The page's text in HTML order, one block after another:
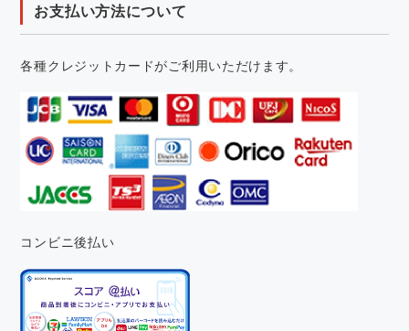
お支払い方法について
各種クレジットカードがご利用いただけます。
コンビニ後払い